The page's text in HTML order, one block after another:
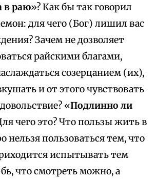
в раю»? Как бы так говорил
для чего (Бог) лишил вас
Зачем не дозволяет
райскими благами,
созерцанием (их),
и от этого чувствовать
«Подлинно ли
чего это? Что пользы жить в
нельзя пользоваться тем, что
испытывать тем
что смотреть можно, а